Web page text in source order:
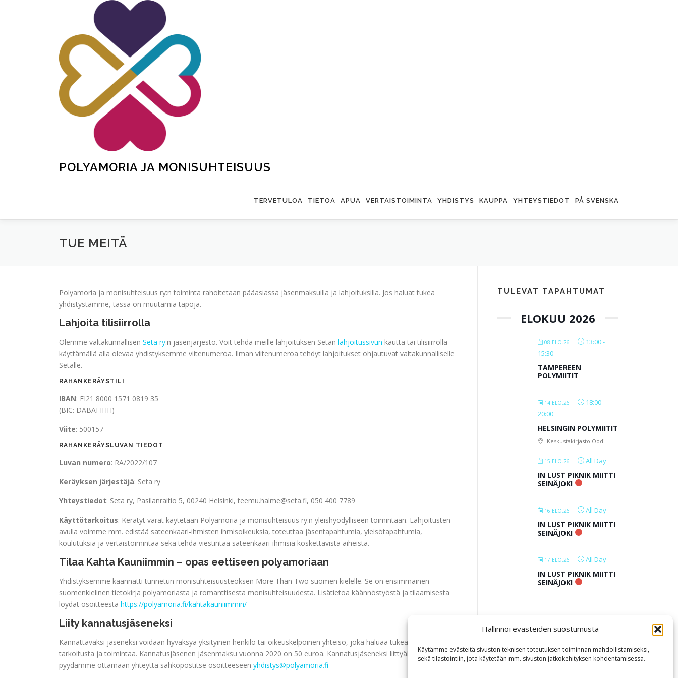
Hallinnoi evästeiden suostumusta
Käytämme evästeitä sivuston teknisen toteutuksen toiminnan mahdollistamiseksi,
sekä tilastointiin, jota käytetään mm. sivuston jatkokehityksen kohdentamisessa.
POLYAMORIA JA MONISUHTEISUUS
TERVETULOA TIETOA APUA VERTAISTOIMINTA YHDISTYS KAUPPA YHTEYSTIEDOT PÅ SVENSKA
TUE MEITÄ
Polyamoria ja monisuhteisuus ry:n toiminta rahoitetaan pääasiassa jäsenmaksuilla ja lahjoituksilla. Jos haluat tukea
yhdistystämme, tässä on muutamia tapoja.
Lahjoita tilisiirrolla
Olemme valtakunnallisen Seta ry:n jäsenjärjestö. Voit tehdä meille lahjoituksen Setan lahjoitussivun kautta tai tilisiirrolla
käyttämällä alla olevaa yhdistyksemme viitenumeroa. Ilman viitenumeroa tehdyt lahjoitukset ohjautuvat valtakunnalliselle
Setalle.
RAHANKERÄYSTILI
IBAN: FI21 8000 1571 0819 35
(BIC: DABAFIHH)
Viite: 500157
RAHANKERÄYSLUVAN TIEDOT
Luvan numero: RA/2022/107
Keräyksen järjestäjä: Seta ry
Yhteystiedot: Seta ry, Pasilanraitio 5, 00240 Helsinki, teemu.halme@seta.fi, 050 400 7789
Käyttötarkoitus: Kerätyt varat käytetään Polyamoria ja monisuhteisuus ry:n yleishyödylliseen toimintaan. Lahjoitusten
avulla voimme mm. edistää sateenkaari-ihmisten ihmisoikeuksia, toteuttaa jäsentapahtumia, yleisötapahtumia,
koulutuksia ja vertaistoimintaa sekä tehdä viestintää sateenkaari-ihmisiä koskettavista aiheista.
Tilaa Kahta Kauniimmin – opas eettiseen polyamoriaan
Yhdistyksemme käännätti tunnetun monisuhteisuusteoksen More Than Two suomen kielelle. Se on ensimmäinen
suomenkielinen tietokirja polyamoriasta ja romanttisesta monisuhteisuudesta. Lisätietoa käännöstyöstä ja tilaamisesta
löydät osoitteesta https://polyamoria.fi/kahtakauniimmin/
Liity kannatusjäseneksi
Kannattavaksi jäseneksi voidaan hyväksyä yksityinen henkilö tai oikeuskelpoinen yhteisö, joka haluaa tukea yhdistyksen
tarkoitusta ja toimintaa. Kannatusjäsenen jäsenmaksu vuonna 2020 on 50 euroa. Kannatusjäseneksi liittyäksesi
pyydämme ottamaan yhteyttä sähköpostitse osoitteeseen yhdistys@polyamoria.fi
TULEVAT TAPAHTUMAT
ELOKUU 2026
08.ELO.26 13:00-
15:30
TAMPEREEN
POLYMIITIT
14.ELO.26 18:00-
20:00
HELSINGIN POLYMIITIT
Keskustakirjasto Oodi
15.ELO.26 All Day
IN LUST PIKNIK MIITTI
SEINÄJOKI
16.ELO.26 All Day
IN LUST PIKNIK MIITTI
SEINÄJOKI
17.ELO.26 All Day
IN LUST PIKNIK MIITTI
SEINÄJOKI
LOAD MORE